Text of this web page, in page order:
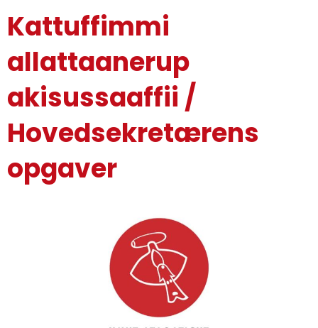
Kattuffimmi
allattaanerup
akisussaaffii /
Hovedsekretærens
opgaver